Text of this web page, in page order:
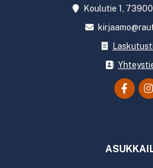
Koulutie 1,